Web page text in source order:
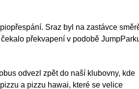
Sraz byl na zastávce
překvapení v podobě
odvezl zpět do naší klubovny, kde
a pizzu hawai, které se velice